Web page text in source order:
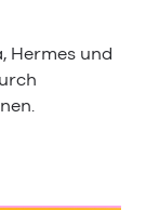
Hermes und